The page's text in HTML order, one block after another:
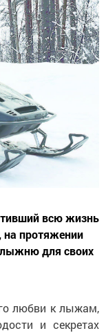
всю жизнь
на протяжении
лыжню для своих
любви к лыжам,
и секретах